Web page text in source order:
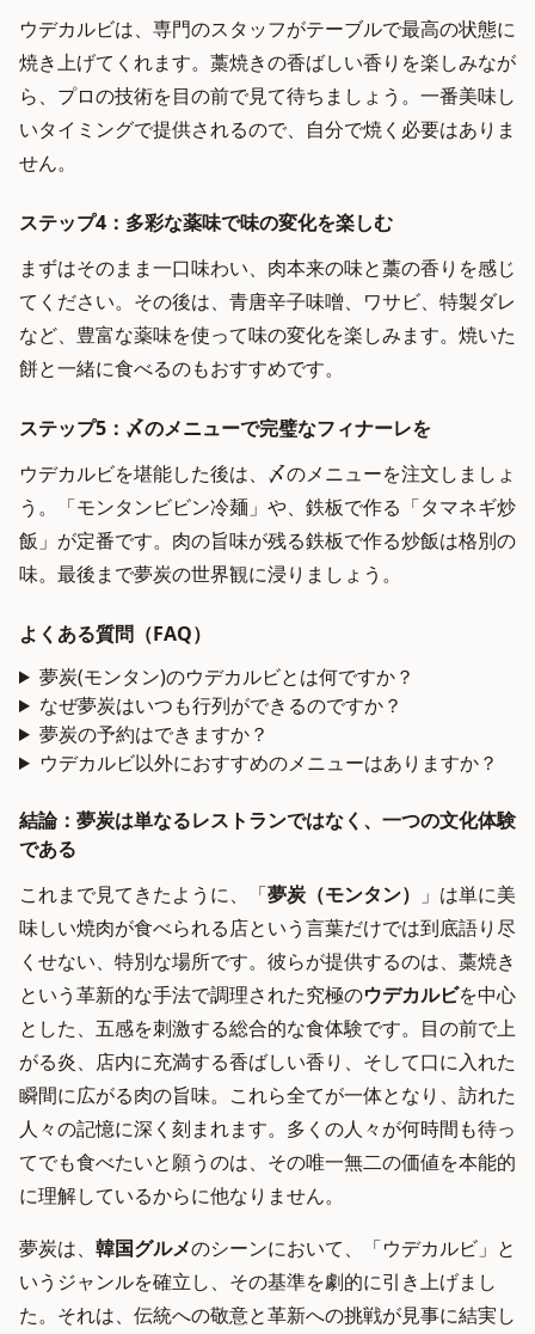
ウデカルビは、専門のスタッフがテーブルで最高の状態に
焼き上げてくれます。藁焼きの香ばしい香りを楽しみなが
ら、プロの技術を目の前で見て待ちましょう。一番美味し
いタイミングで提供されるので、自分で焼く必要はありま
せん。
ステップ4：多彩な薬味で味の変化を楽しむ
まずはそのまま一口味わい、肉本来の味と藁の香りを感じ
てください。その後は、青唐辛子味噌、ワサビ、特製ダレ
など、豊富な薬味を使って味の変化を楽しみます。焼いた
餅と一緒に食べるのもおすすめです。
ステップ5：〆のメニューで完璧なフィナーレを
ウデカルビを堪能した後は、〆のメニューを注文しましょ
う。「モンタンビビン冷麺」や、鉄板で作る「タマネギ炒
飯」が定番です。肉の旨味が残る鉄板で作る炒飯は格別の
味。最後まで夢炭の世界観に浸りましょう。
よくある質問（FAQ）
夢炭(モンタン)のウデカルビとは何ですか？
なぜ夢炭はいつも行列ができるのですか？
夢炭の予約はできますか？
ウデカルビ以外におすすめのメニューはありますか？
結論：夢炭は単なるレストランではなく、一つの文化体験
である
これまで見てきたように、「夢炭（モンタン）
」は単に美
味しい焼肉が食べられる店という言葉だけでは到底語り尽
くせない、特別な場所です。彼らが提供するのは、藁焼き
という革新的な手法で調理された究極のウデカルビを中心
とした、五感を刺激する総合的な食体験です。目の前で上
がる炎、店内に充満する香ばしい香り、そして口に入れた
瞬間に広がる肉の旨味。これら全てが一体となり、訪れた
人々の記憶に深く刻まれます。多くの人々が何時間も待っ
てでも食べたいと願うのは、その唯一無二の価値を本能的
に理解しているからに他なりません。
夢炭は、 韓国グルメのシーンにおいて、「ウデカルビ」と
いうジャンルを確立し、その基準を劇的に引き上げまし
た。それは、伝統への敬意と革新への挑戦が見事に結実し